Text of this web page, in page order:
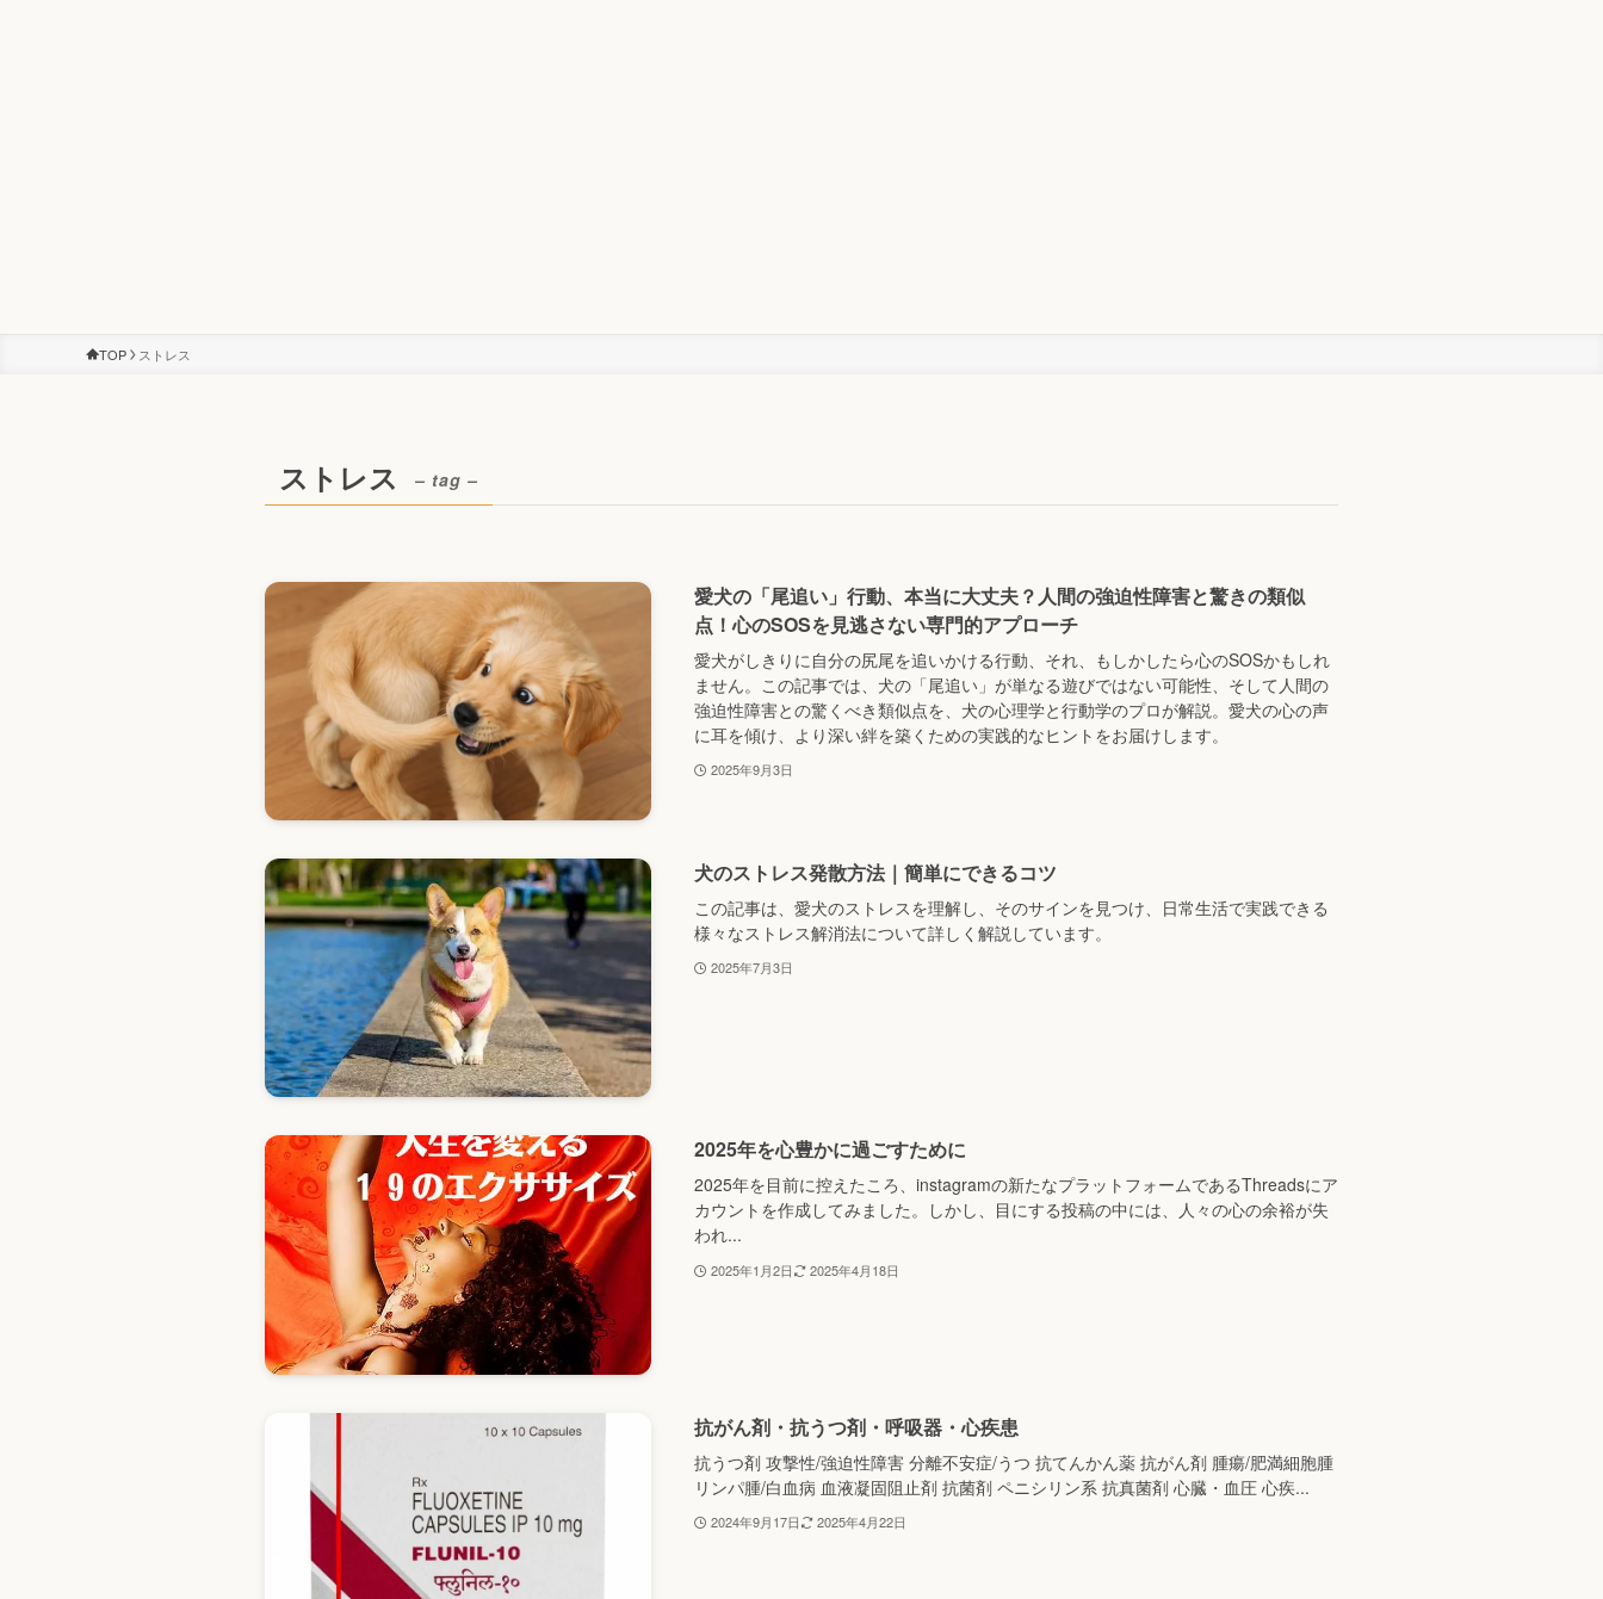
TOP ストレス
ストレス – tag –
愛犬の「尾追い」行動、本当に大丈夫？人間の強迫性障害と驚きの類似
点！心のSOSを見逃さない専門的アプローチ
愛犬がしきりに自分の尻尾を追いかける行動、それ、もしかしたら心のSOSかもしれ
ません。この記事では、犬の「尾追い」が単なる遊びではない可能性、そして人間の
強迫性障害との驚くべき類似点を、犬の心理学と行動学のプロが解説。愛犬の心の声
に耳を傾け、より深い絆を築くための実践的なヒントをお届けします。
2025年9月3日
犬のストレス発散方法｜簡単にできるコツ
この記事は、愛犬のストレスを理解し、そのサインを見つけ、日常生活で実践できる
様々なストレス解消法について詳しく解説しています。
2025年7月3日
2025年を心豊かに過ごすために
2025年を目前に控えたころ、instagramの新たなプラットフォームであるThreadsにア
カウントを作成してみました。しかし、目にする投稿の中には、人々の心の余裕が失
われ...
2025年1月2日 2025年4月18日
抗がん剤・抗うつ剤・呼吸器・心疾患
抗うつ剤 攻撃性/強迫性障害 分離不安症/うつ 抗てんかん薬 抗がん剤 腫瘍/肥満細胞腫
リンパ腫/白血病 血液凝固阻止剤 抗菌剤 ペニシリン系 抗真菌剤 心臓・血圧 心疾...
2024年9月17日 2025年4月22日